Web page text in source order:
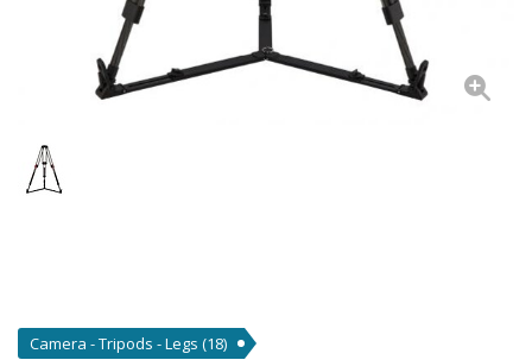
Camera - Tripods - Legs (18)